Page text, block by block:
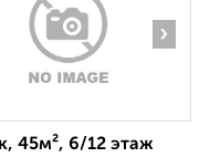
›
45м², 6/12 этаж